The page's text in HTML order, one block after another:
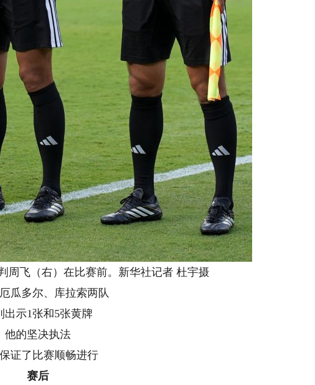
飞（右）在比赛前。新华社记者 杜宇摄
多尔、库拉索两队
1张和5张黄牌
坚决执法
了比赛顺畅进行
赛后